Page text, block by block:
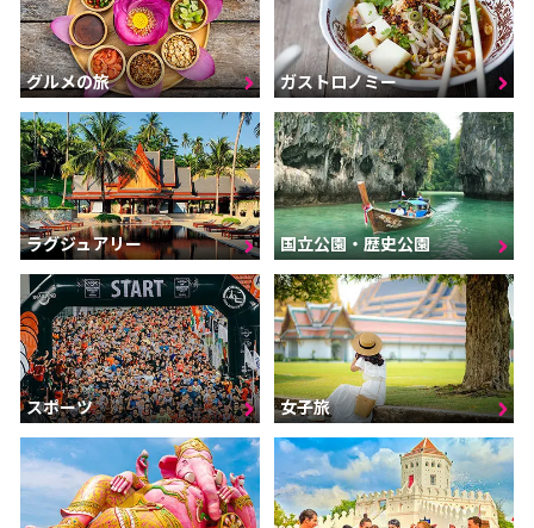
グルメの旅 ガストロノミー
ラグジュアリー 国立公園・歴史公園
スポーツ 女子旅